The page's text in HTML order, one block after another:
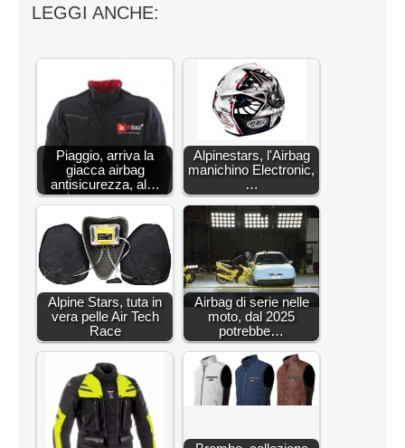
LEGGI ANCHE:
Piaggio, arriva la
giacca airbag
antisicurezza, al…
Alpinestars, l'Airbag
manichino Electronic,
…
Alpine Stars, tuta in
vera pelle Air Tech
Race
Airbag di serie nelle
moto, dal 2025
potrebbe…